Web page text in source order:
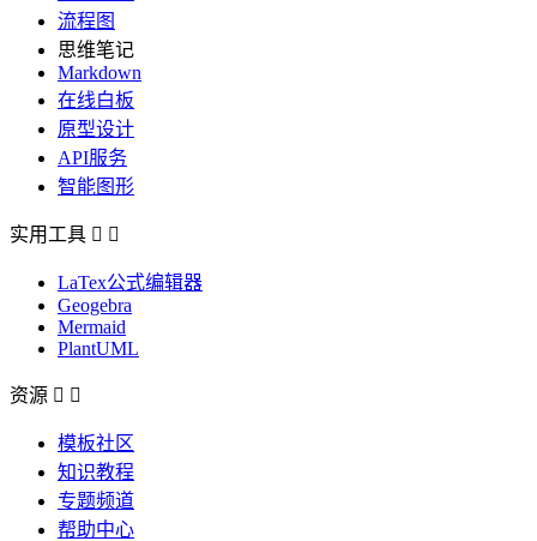
流程图
思维笔记
Markdown
在线白板
原型设计
API服务
智能图形
实用工具  
LaTex公式编辑器
Geogebra
Mermaid
PlantUML
资源  
模板社区
知识教程
专题频道
帮助中心